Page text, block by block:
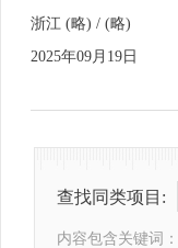
浙江 (略) / (略)
2025年09月19日
查找同类项目:
内容包含关键词：